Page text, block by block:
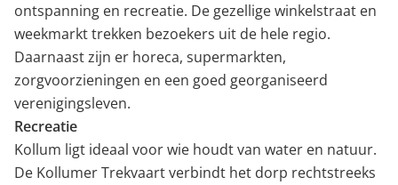
ontspanning en recreatie. De gezellige winkelstraat en
weekmarkt trekken bezoekers uit de hele regio.
Daarnaast zijn er horeca, supermarkten,
zorgvoorzieningen en een goed georganiseerd
verenigingsleven.
Recreatie
Kollum ligt ideaal voor wie houdt van water en natuur.
De Kollumer Trekvaart verbindt het dorp rechtstreeks